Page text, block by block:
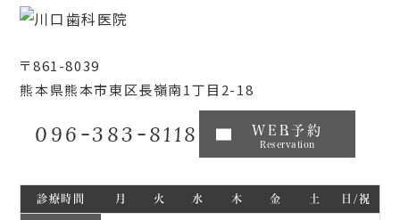
〒861-8039
熊本県熊本市東区長嶺南1丁目2-18
096-383-8118 WEB予約
Reservation
診療時間 月 火 水 木 金 土 日/祝